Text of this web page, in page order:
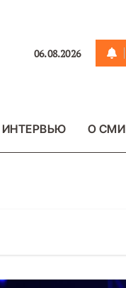
06.08.2026
ИНТЕРВЬЮ О СМИ